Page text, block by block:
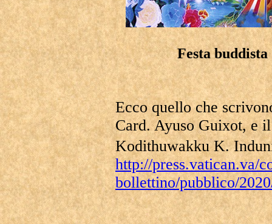
Festa
Ecco quello che
Card. Ayuso Guixot, e
Kodithuwakku K.
http://press.vatican.va/
bollettino/pubblico/